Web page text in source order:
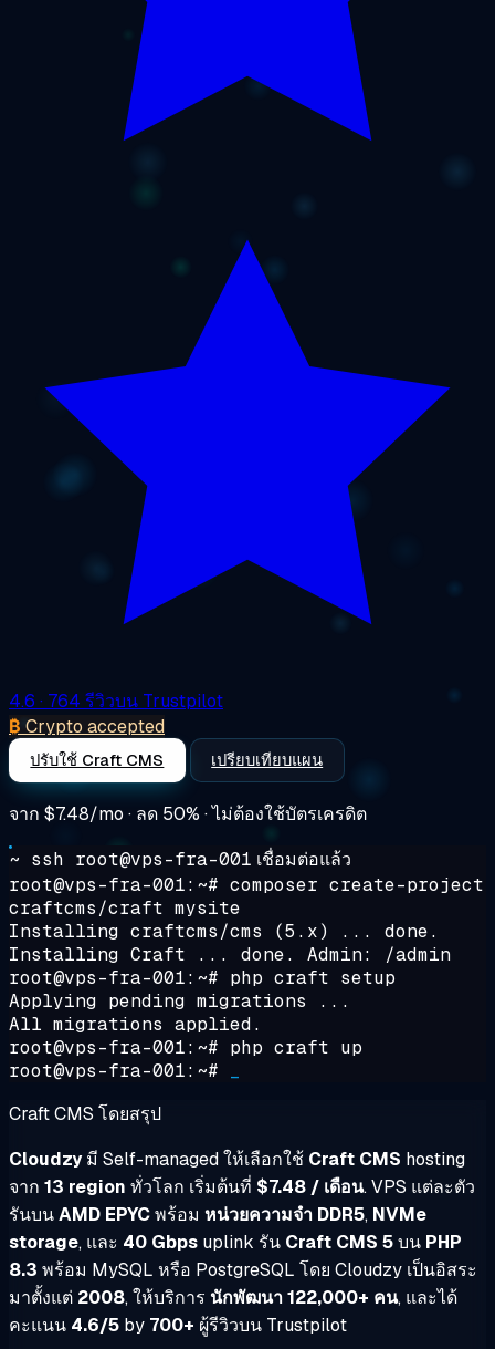
4.6 · 764 รีวิวบน Trustpilot
₿ Crypto accepted
ปรับใช้ Craft CMS เปรียบเทียบแผน
จาก $7.48/mo · ลด 50% · ไม่ต้องใช้บัตรเครดิต
~ ssh root@vps-fra-001 เชื่อมต่อแล้ว
root@vps-fra-001:~# composer create-project
craftcms/craft mysite
Installing craftcms/cms (5.x) ... done.
Installing Craft ... done. Admin: /admin
root@vps-fra-001:~# php craft setup
Applying pending migrations ...
All migrations applied.
root@vps-fra-001:~# php craft up
root@vps-fra-001:~#
Craft CMS โดยสรุป
Cloudzyมี Self-managed ให้เลือกใช้ Craft CMS hosting
จาก 13 region ทั่วโลก เริ่มต้นที่ $7.48 / เดือน. VPS แต่ละตัว
รันบนAMD EPYCพร้อม หน่วยความจำ DDR5, NVMe
storage, และ 40 Gbps uplink รัน Craft CMS 5บน PHP
8.3 พร้อม MySQL หรือ PostgreSQL โดย Cloudzy เป็นอิสระ
มาตั้งแต่ 2008, ให้บริการ นักพัฒนา 122,000+ คน, และได้
คะแนน 4.6/5 by 700+ ผู้รีวิวบน Trustpilot